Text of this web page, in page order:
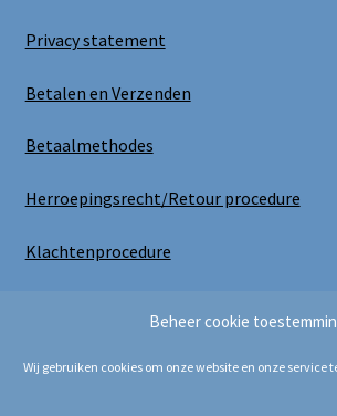
Beheer cookie
Wij gebruiken cookies om onze website en onze service
Privacy statement
Betalen en Verzenden
Betaalmethodes
Herroepingsrecht/Retour procedure
Klachtenprocedure